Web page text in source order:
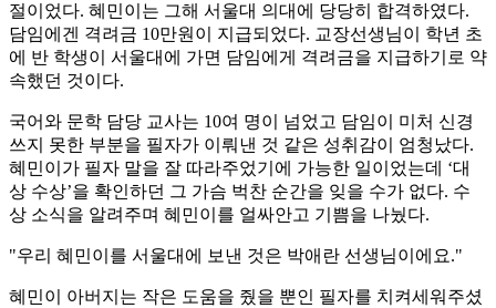
절이었다. 혜민이는 그해 서울대 의대에 당당히 합격하였다.
담임에겐 격려금 10만원이 지급되었다. 교장선생님이 학년 초
에 반 학생이 서울대에 가면 담임에게 격려금을 지급하기로 약
속했던 것이다.
국어와 문학 담당 교사는 10여 명이 넘었고 담임이 미처 신경
쓰지 못한 부분을 필자가 이뤄낸 것 같은 성취감이 엄청났다.
혜민이가 필자 말을 잘 따라주었기에 가능한 일이었는데 ‘대
상 수상’을 확인하던 그 가슴 벅찬 순간을 잊을 수가 없다. 수
상 소식을 알려주며 혜민이를 얼싸안고 기쁨을 나눴다.
"우리 혜민이를 서울대에 보낸 것은 박애란 선생님이에요."
혜민이 아버지는 작은 도움을 줬을 뿐인 필자를 치켜세워주셨